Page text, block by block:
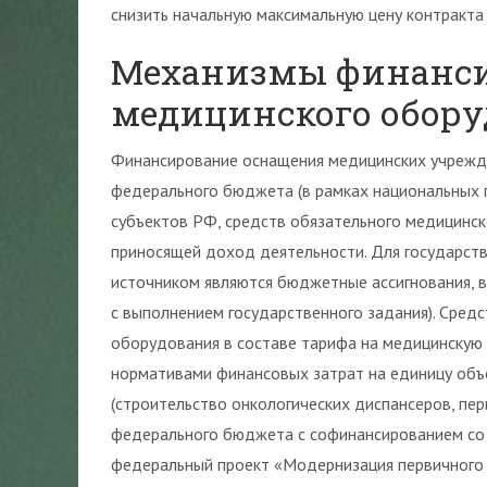
снизить начальную максимальную цену
Механизмы
медицинского
Финансирование оснащения медицинских
федерального бюджета (в рамках
субъектов РФ, средств обязательного
приносящей доход деятельности. Для
источником являются бюджетные
с выполнением государственного задания).
оборудования в составе тарифа на
нормативами финансовых затрат на единицу
(строительство онкологических диспансеров,
федерального бюджета с софинансированием
федеральный проект «Модернизация